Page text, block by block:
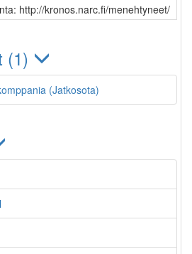
http://kronos.narc.fi/menehtyneet/
(1)
(Jatkosota)